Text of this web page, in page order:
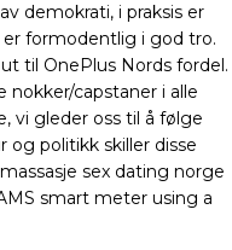
demokrati, i praksis er
formodentlig i god tro.
til OnePlus Nords fordel.
nokker/capstaner i alle
vi gleder oss til å følge
og politikk skiller disse
sex dating norge
smart meter using a